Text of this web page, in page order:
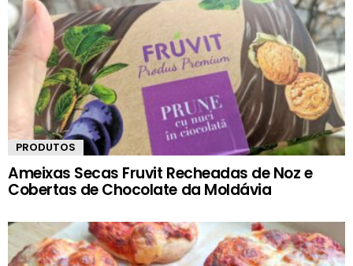
PRODUTOS
Ameixas Secas Fruvit Recheadas de Noz e
Cobertas de Chocolate da Moldávia